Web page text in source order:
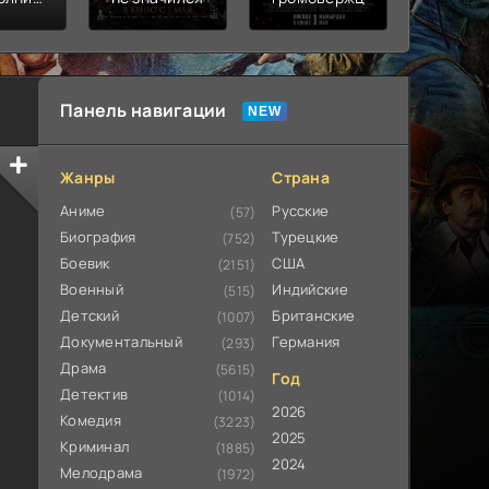
Панель навигации
Жанры
Аниме (57)
Биография (752)
Боевик (2151)
Военный (515)
Детский (1007)
Документальный (293)
Драма (5615)
Детектив (1014)
Комедия (3223)
Криминал (1885)
Мелодрама (1972)
Страна
Русские
Турецкие
США
Индийские
Британские
Германия
Год
2026
2025
2024